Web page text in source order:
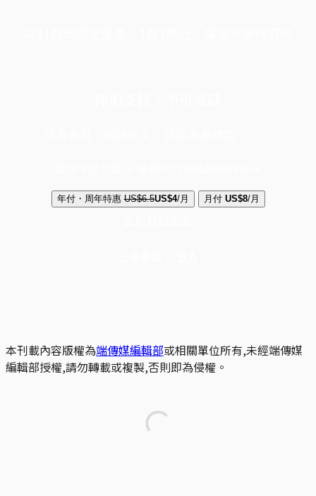
年付・周年特惠 US$6.5US$4/月 月付 US$8/月
本刊載內容版權為端傳媒編輯部或相關單位所有,未經端傳媒
編輯部授權,請勿轉載或複製,否則即為侵權。